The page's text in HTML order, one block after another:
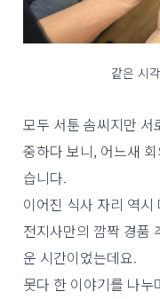
같은 시
모두 서툰 솜씨지만 서
중하다 보니, 어느새
습니다.
이어진 식사 자리 역
전지사만의 깜짝 경품
운 시간이었는데요.
못다 한 이야기를 나